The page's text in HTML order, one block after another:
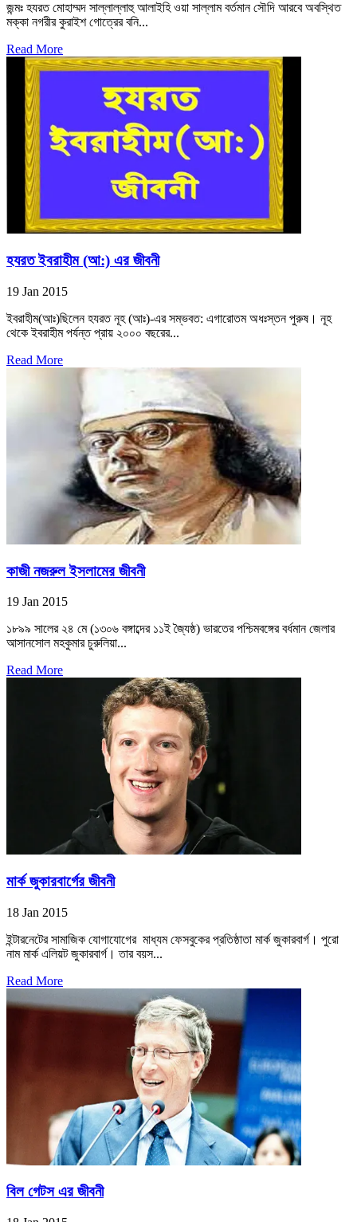
জন্মঃ হযরত মোহাম্মদ সাল্লাল্লাহু আলাইহি ওয়া সাল্লাম বর্তমান সৌদি আরবে অবস্থিত
মক্কা নগরীর কুরাইশ গোত্রের বনি...
Read More
হযরত ইবরাহীম (আ:) এর জীবনী
19 Jan 2015
ইবরাহীম(আঃ)ছিলেন হযরত নূহ (আঃ)-এর সম্ভবত: এগারোতম অধঃস্তন পুরুষ। নূহ
থেকে ইবরাহীম পর্যন্ত প্রায় ২০০০ বছরের...
Read More
কাজী নজরুল ইসলামের জীবনী
19 Jan 2015
১৮৯৯ সালের ২৪ মে (১৩০৬ বঙ্গাব্দের ১১ই জ্যৈষ্ঠ) ভারতের পশ্চিমবঙ্গের বর্ধমান জেলার
আসানসোল মহকুমার চুরুলিয়া...
Read More
মার্ক জুকারবার্গের জীবনী
18 Jan 2015
ইন্টারনেটের সামাজিক যোগাযোগের মাধ্যম ফেসবুকের প্রতিষ্ঠাতা মার্ক জুকারবার্গ। পুরো
নাম মার্ক এলিয়ট জুকারবার্গ। তার বয়স...
Read More
বিল গেটস এর জীবনী